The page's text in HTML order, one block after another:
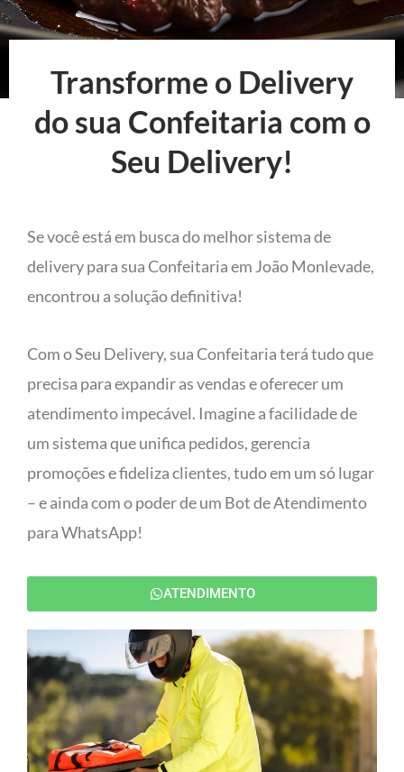
Transforme o Delivery
do sua Confeitaria com o
Seu Delivery!
Se você está em busca do melhor sistema de
delivery para sua Confeitaria em João Monlevade,
encontrou a solução definitiva!
Com o Seu Delivery, sua Confeitaria terá tudo que
precisa para expandir as vendas e oferecer um
atendimento impecável. Imagine a facilidade de
um sistema que unifica pedidos, gerencia
promoções e fideliza clientes, tudo em um só lugar
– e ainda com o poder de um Bot de Atendimento
para WhatsApp!
ATENDIMENTO